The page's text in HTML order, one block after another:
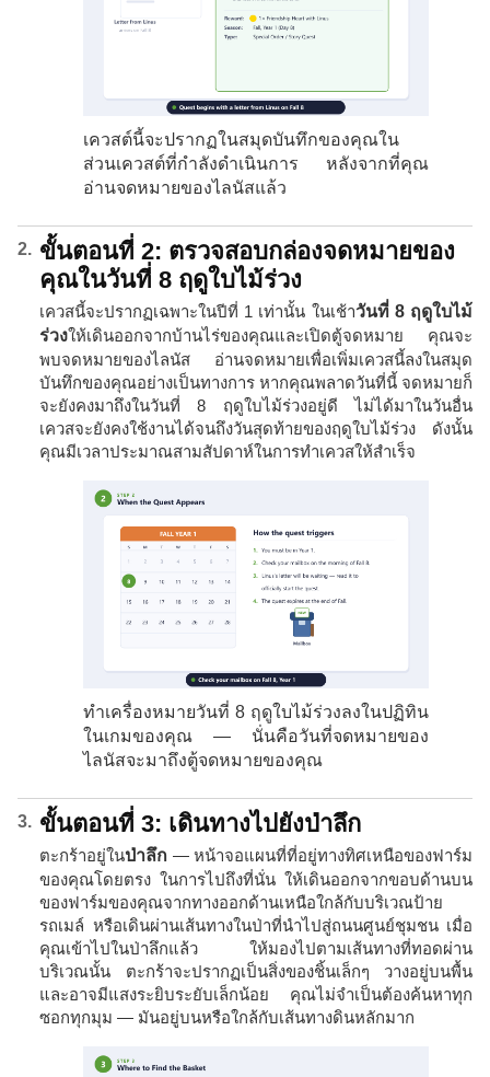
เควสต์นี้จะปรากฏในสมุดบันทึกของคุณใน
ส่วนเควสต์ที่กำลังดำเนินการ หลังจากที่คุณ
อ่านจดหมายของไลนัสแล้ว
ขั้นตอนที่ 2: ตรวจสอบกล่องจดหมายของ
คุณในวันที่ 8 ฤดูใบไม้ร่วง
เควสนี้จะปรากฏเฉพาะในปีที่ 1 เท่านั้น ในเช้าวันที่ 8 ฤดูใบไม้
ร่วงให้เดินออกจากบ้านไร่ของคุณและเปิดตู้จดหมาย คุณจะ
พบจดหมายของไลนัส อ่านจดหมายเพื่อเพิ่มเควสนี้ลงในสมุด
บันทึกของคุณอย่างเป็นทางการ หากคุณพลาดวันที่นี้ จดหมายก็
จะยังคงมาถึงในวันที่ 8 ฤดูใบไม้ร่วงอยู่ดี ไม่ได้มาในวันอื่น
เควสจะยังคงใช้งานได้จนถึงวันสุดท้ายของฤดูใบไม้ร่วง ดังนั้น
คุณมีเวลาประมาณสามสัปดาห์ในการทำเควสให้สำเร็จ
ทำเครื่องหมายวันที่ 8 ฤดูใบไม้ร่วงลงในปฏิทิน
ในเกมของคุณ — นั่นคือวันที่จดหมายของ
ไลนัสจะมาถึงตู้จดหมายของคุณ
ขั้นตอนที่ 3: เดินทางไปยังป่าลึก
ตะกร้าอยู่ในป่าลึก — หน้าจอแผนที่ที่อยู่ทางทิศเหนือของฟาร์ม
ของคุณโดยตรง ในการไปถึงที่นั่น ให้เดินออกจากขอบด้านบน
ของฟาร์มของคุณจากทางออกด้านเหนือใกล้กับบริเวณป้าย
รถเมล์ หรือเดินผ่านเส้นทางในป่าที่นำไปสู่ถนนศูนย์ชุมชน เมื่อ
คุณเข้าไปในป่าลึกแล้ว ให้มองไปตามเส้นทางที่ทอดผ่าน
บริเวณนั้น ตะกร้าจะปรากฏเป็นสิ่งของชิ้นเล็กๆ วางอยู่บนพื้น
และอาจมีแสงระยิบระยับเล็กน้อย คุณไม่จำเป็นต้องค้นหาทุก
ซอกทุกมุม — มันอยู่บนหรือใกล้กับเส้นทางดินหลักมาก